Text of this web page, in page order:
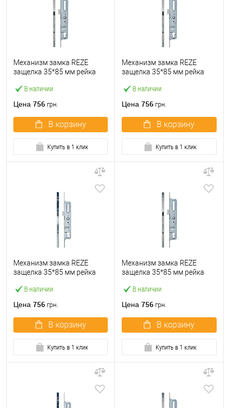
В наличии
Механизм замка REZE
защелка 35*85 мм рейка
Цена 756 грн.
В корзину
Купить в 1 клик
В наличии
Механизм замка REZE
защелка 35*85 мм рейка
Цена 756 грн.
В корзину
Купить в 1 клик
В наличии
Механизм замка REZE
защелка 35*85 мм рейка
Цена 756 грн.
В корзину
Купить в 1 клик
В наличии
Механизм замка REZE
защелка 35*85 мм рейка
Цена 756 грн.
В корзину
Купить в 1 клик